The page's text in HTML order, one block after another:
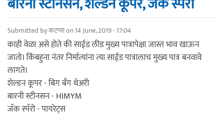
Submitted byकटप्पाon 14 June, 2019 - 17:04
काही वेळा असे होते की साईड लीड मुख्य पात्रापेक्षा जास्त भाव खाऊन
जातो। किंबहुना नंतर निर्मात्यांना त्या साईड पात्रालाच मुख्य पात्र बनवावे
लागते।
शेल्डन कूपर - बिग बँग थेअरी
बारनी स्टीनसन - HIMYM
जॅक स्पॅरो - पायरेट्स